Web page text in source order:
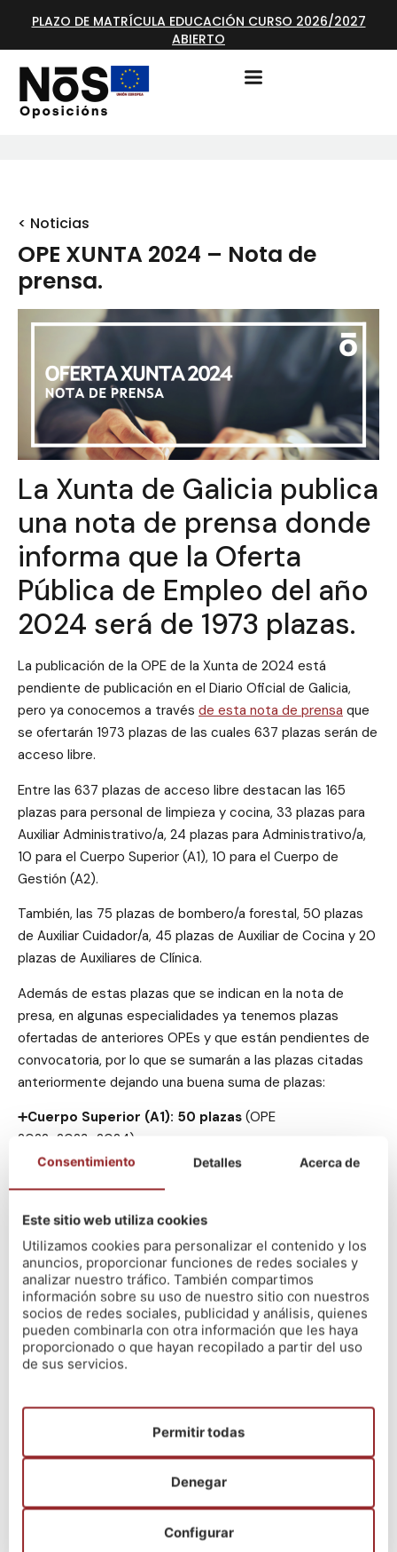
< Noticias
OPE XUNTA 2024 – Nota de
prensa.
La Xunta de Galicia publica
una nota de prensa donde
informa que la Oferta
Pública de Empleo del año
2024 será de 1973 plazas.
La publicación de la OPE de la Xunta de 2024 está
pendiente de publicación en el Diario Oficial de Galicia,
pero ya conocemos a través de esta nota de prensa que
se ofertarán 1973 plazas de las cuales 637 plazas serán de
acceso libre.
Entre las 637 plazas de acceso libre destacan las 165
plazas para personal de limpieza y cocina, 33 plazas para
Auxiliar Administrativo/a, 24 plazas para Administrativo/a,
10 para el Cuerpo Superior (A1), 10 para el Cuerpo de
Gestión (A2).
También, las 75 plazas de bombero/a forestal, 50 plazas
de Auxiliar Cuidador/a, 45 plazas de Auxiliar de Cocina y 20
plazas de Auxiliares de Clínica.
Además de estas plazas que se indican en la nota de
presa, en algunas especialidades ya tenemos plazas
ofertadas de anteriores OPEs y que están pendientes de
convocatoria, por lo que se sumarán a las plazas citadas
anteriormente dejando una buena suma de plazas:
➕Cuerpo Superior (A1): 50 plazas (OPE
2022+2023+2024)
Cuerpo de Gestión (A2): 40 plazas
(OPE 2022+2024)
2022+2024)
➕Auxiliar de Clínica (C2): 75 plazas(OPE
2022+2023+2024)
¡No lo dudes! ¡EsTUmomento! Contacta con Nós para
solicitar información:
Nós A Coruña (Fábrica de Tabacos) ☎️ 881993969
Nós Santiago ☎️ 981938727
Nós Lugo ☎️ 982815466
Nós Vigo ☎️ 986139344
Últimas noticias
Consentimiento Detalles Acerca de
Este sitio web utiliza cookies
Utilizamos cookies para personalizar el contenido y los
anuncios, proporcionar funciones de redes sociales y
analizar nuestro tráfico. También compartimos
información sobre su uso de nuestro sitio con nuestros
socios de redes sociales, publicidad y análisis, quienes
pueden combinarla con otra información que les haya
proporcionado o que hayan recopilado a partir del uso
de sus servicios.
Configurar
Denegar
Permitir todas